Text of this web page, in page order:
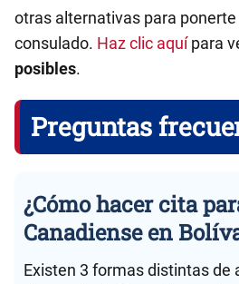
otras alternativas para
consulado. Haz clic aquípara
posibles.
Preguntas
¿Cómo hacer cita
Canadiense en
Existen 3 formas distintas de